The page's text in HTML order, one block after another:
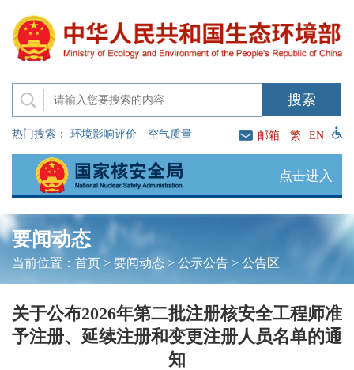
热门搜索： 环境影响评价 空气质量 邮箱 繁 EN
点击进入
要闻动态
当前位置： 首页> 要闻动态 > 公示公告> 公告区
关于公布2026年第二批注册核安全工程师准
予注册、延续注册和变更注册人员名单的通
知